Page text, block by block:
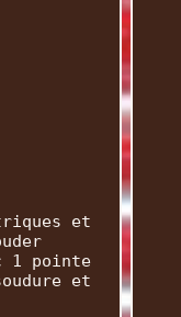
et
1 pointe
et